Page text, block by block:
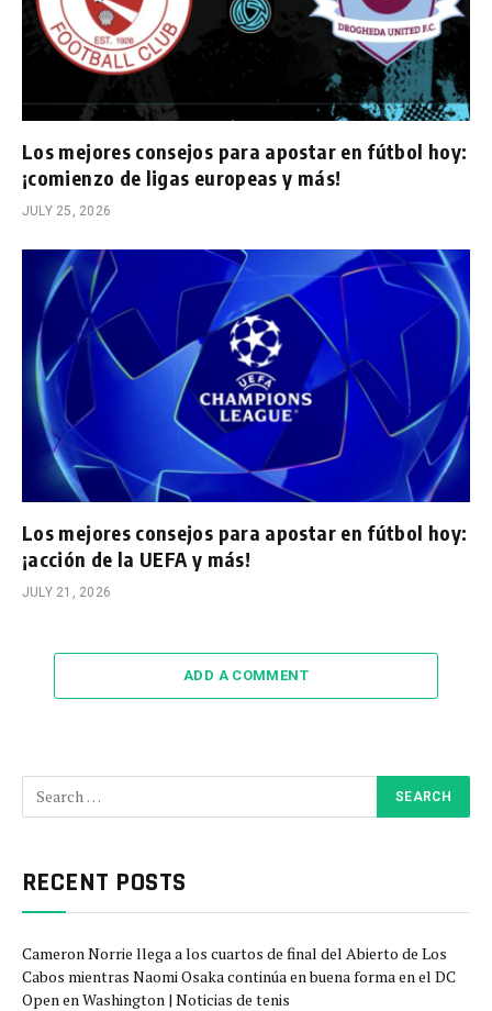
Los mejores consejos para apostar en fútbol hoy:
¡comienzo de ligas europeas y más!
JULY 25, 2026
Los mejores consejos para apostar en fútbol hoy:
¡acción de la UEFA y más!
JULY 21, 2026
ADD A COMMENT
RECENT POSTS
Cameron Norrie llega a los cuartos de final del Abierto de Los
Cabos mientras Naomi Osaka continúa en buena forma en el DC
Open en Washington | Noticias de tenis